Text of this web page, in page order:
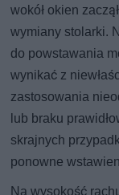
wokół okien
wymiany stolarki.
do powstawania
wynikać z
zastosowania
lub braku
skrajnych
ponowne
Na wysokość